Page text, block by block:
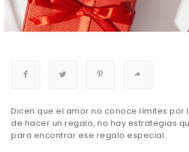
Dicen que el amor no conoce límites por
de hacer un regalo, no hay estrategias
para encontrar ese regalo especial.